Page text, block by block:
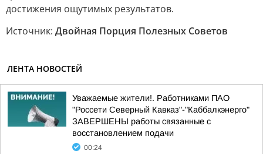
достижения ощутимых результатов.
Источник: Двойная Порция Полезных Советов
ЛЕНТА НОВОСТЕЙ
Уважаемые жители!. Работниками ПАО
"Россети Северный Кавказ"-"Каббалкэнерго"
ЗАВЕРШЕНЫ работы связанные с
восстановлением подачи
00:24